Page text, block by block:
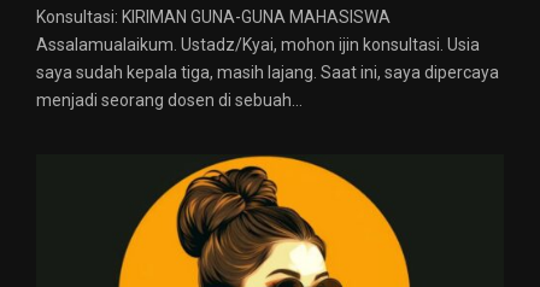
Konsultasi: KIRIMAN GUNA-GUNA MAHASISWA
Assalamualaikum. Ustadz/Kyai, mohon ijin konsultasi. Usia
saya sudah kepala tiga, masih lajang. Saat ini, saya dipercaya
menjadi seorang dosen di sebuah...